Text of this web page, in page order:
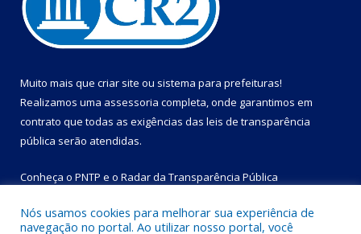
Muito mais que criar site ou sistema para prefeituras!
Realizamos uma assessoria completa, onde garantimos em
contrato que todas as exigências das leis de transparência
pública serão atendidas.
Conheça o PNTP e o Radar da Transparência Pública
Nós usamos cookies para melhorar sua experiência de
navegação no portal. Ao utilizar nosso portal, você